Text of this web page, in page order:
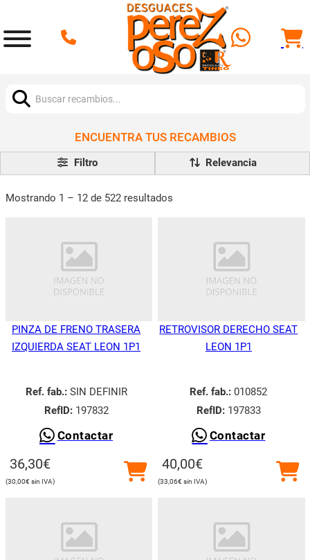
ENCUENTRA TUS RECAMBIOS
Filtro
Mostrando 1 – 12 de 522 resultados
PINZA DE FRENO TRASERA
IZQUIERDA SEAT LEON 1P1
Ref. fab.:SIN DEFINIR
RefID:197832
Contactar
36,30€
30,00€
RETROVISOR DERECHO SEAT
LEON 1P1
Ref. fab.: 010852
RefID:197833
Contactar
40,00€
33,06€